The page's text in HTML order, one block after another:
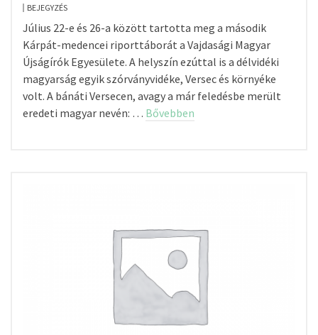
BEJEGYZÉS
Július 22-e és 26-a között tartotta meg a második
Kárpát-medencei riporttáborát a Vajdasági Magyar
Újságírók Egyesülete. A helyszín ezúttal is a délvidéki
magyarság egyik szórványvidéke, Versec és környéke
volt. A bánáti Versecen, avagy a már feledésbe merült
eredeti magyar nevén: … Bővebben